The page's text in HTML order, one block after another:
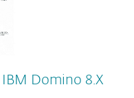
IBM Domino 8.X